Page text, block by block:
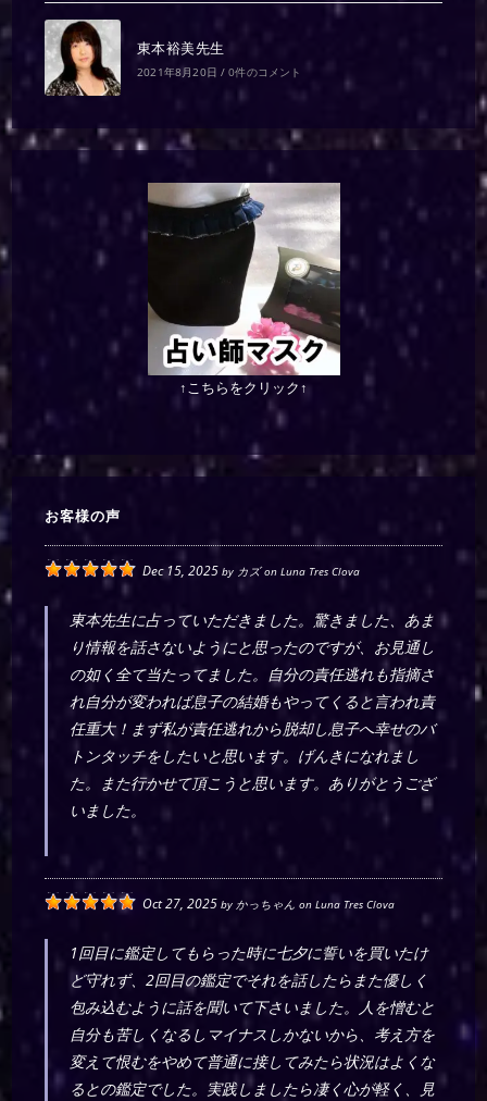
東本裕美先生
2021年8月20日 / 0件のコメント
↑こちらをクリック↑
お客様の声
Dec 15, 2025 by カズonLuna Tres Clova
東本先生に占っていただきました。驚きました、あま
り情報を話さないようにと思ったのですが、お見通し
の如く全て当たってました。自分の責任逃れも指摘さ
れ自分が変われば息子の結婚もやってくると言われ責
任重大！まず私が責任逃れから脱却し息子へ幸せのバ
トンタッチをしたいと思います。げんきになれまし
た。また行かせて頂こうと思います。ありがとうござ
いました。
Oct 27, 2025 by かっちゃん onLuna Tres Clova
1回目に鑑定してもらった時に七夕に誓いを買いたけ
ど守れず、2回目の鑑定でそれを話したらまた優しく
包み込むように話を聞いて下さいました。人を憎むと
自分も苦しくなるしマイナスしかないから、考え方を
変えて恨むをやめて普通に接してみたら状況はよくな
るとの鑑定でした。実践しましたら凄く心が軽く、見